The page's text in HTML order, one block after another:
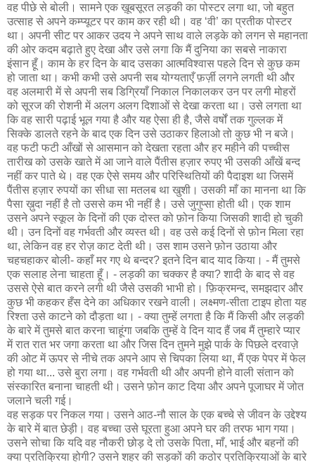
वह पीछे से बोली। सामने एक ख़ूबसूरत लड़की का पोस्टर लगा था, जो बहुत
उत्साह से अपने कम्प्यूटर पर काम कर रही थी। वह ‘वी’ का प्रतीक पोस्टर
था। अपनी सीट पर आकर उदय ने अपने साथ वाले लड़के को लगन से महानता
की ओर कदम बढ़ाते हुए देखा और उसे लगा कि मैं दुनिया का सबसे नाकारा
इंसान हूँ। काम के हर दिन के बाद उसका आत्मविश्वास पहले दिन से कुछ कम
हो जाता था। कभी कभी उसे अपनी सब योग्यताएँ फ़र्ज़ी लगने लगती थी और
वह अलमारी में से अपनी सब डिग्रियाँ निकाल निकालकर उन पर लगी मोहरों
को सूरज की रोशनी में अलग अलग दिशाओं से देखा करता था। उसे लगता था
कि वह सारी पढ़ाई भूल गया है और यह ऐसा ही है, जैसे वर्षों तक गुल्लक में
सिक्के डालते रहने के बाद एक दिन उसे उठाकर हिलाओ तो कुछ भी न बजे।
वह फटी फटी आँखों से आसमान को देखता रहता और हर महीने की पच्चीस
तारीख को उसके खाते में आ जाने वाले पैंतीस हज़ार रुपए भी उसकी आँखें बन्द
नहीं कर पाते थे। वह एक ऐसे समय और परिस्थितियों की पैदाइश था जिसमें
पैंतीस हज़ार रुपयों का सीधा सा मतलब था खुशी। उसकी माँ का मानना था कि
पैसा ख़ुदा नहीं है तो उससे कम भी नहीं है। उसे जुगुप्सा होती थी। एक शाम
उसने अपने स्कूल के दिनों की एक दोस्त को फ़ोन किया जिसकी शादी हो चुकी
थी। उन दिनों वह गर्भवती और व्यस्त थी। वह उसे कई दिनों से फ़ोन मिला रहा
था, लेकिन वह हर रोज़ काट देती थी। उस शाम उसने फ़ोन उठाया और
चहचहाकर बोली- कहाँ मर गए थे बन्दर? इतने दिन बाद याद किया। - मैं तुमसे
एक सलाह लेना चाहता हूँ। - लड़की का चक्कर है क्या? शादी के बाद से वह
उससे ऐसे बात करने लगी थी जैसे उसकी भाभी हो। फ़िक्रमन्द, समझदार और
कुछ भी कहकर हँस देने का अधिकार रखने वाली। लक्ष्मण-सीता टाइप होता यह
रिश्ता उसे काटने को दौड़ता था। - क्या तुम्हें लगता है कि मैं किसी और लड़की
के बारे में तुमसे बात करना चाहूंगा जबकि तुम्हें वे दिन याद हैं जब मैं तुम्हारे प्यार
में रात रात भर जगा करता था और जिस दिन तुमने मुझे पार्क के पिछले दरवाज़े
की ओट में ऊपर से नीचे तक अपने आप से चिपका लिया था, मैं एक पेपर में फेल
हो गया था... उसे बुरा लगा। वह गर्भवती थी और अपनी होने वाली संतान को
संस्कारित बनाना चाहती थी। उसने फ़ोन काट दिया और अपने पूजाघर में जोत
जलाने चली गई।
वह सड़क पर निकल गया। उसने आठ-नौ साल के एक बच्चे से जीवन के उद्देश्य
के बारे में बात छेड़ी। वह बच्चा उसे घूरता हुआ अपने घर की तरफ भाग गया।
उसने सोचा कि यदि वह नौकरी छोड़ दे तो उसके पिता, माँ, भाई और बहनों की
क्या प्रतिक्रिया होगी? उसने शहर की सड़कों की कठोर प्रतिक्रियाओं के बारे